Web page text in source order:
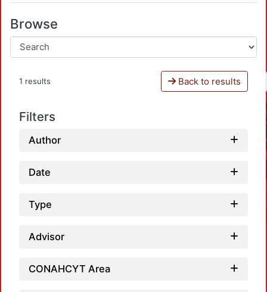
Browse
1 results Back to results
Filters
Author
Date
Type
Advisor
CONAHCYT Area